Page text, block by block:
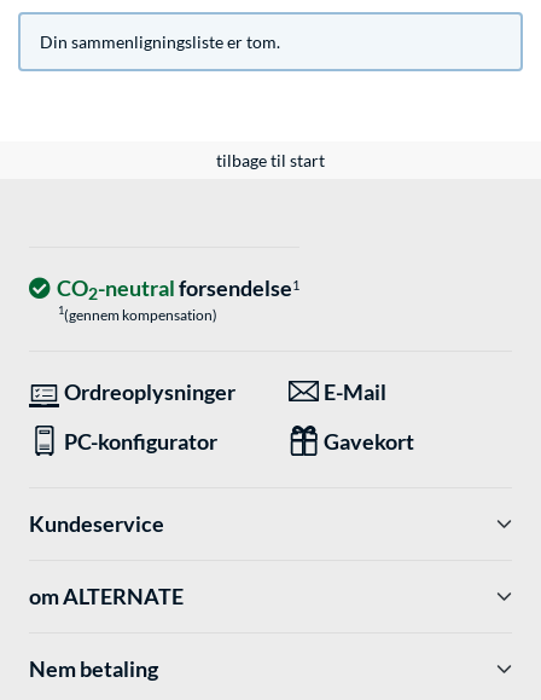
Din sammenligningsliste er tom.
tilbage til start
CO2-neutralforsendelse1
1(gennem kompensation)
Ordreoplysninger
E-Mail
PC-konfigurator
Gavekort
Kundeservice
om ALTERNATE
Nem betaling